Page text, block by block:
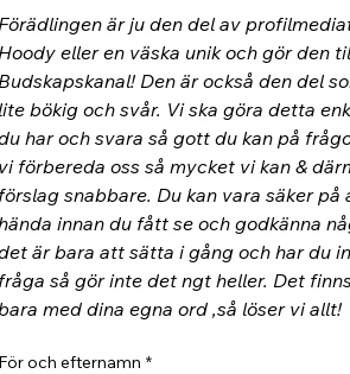
är ju den del av
eller en väska unik och gör den
Den är också den del
bökig och svår. Vi ska göra detta
har och svara så gott du kan på
förbereda oss så mycket vi kan &
snabbare. Du kan vara säker på
innan du fått se och godkänna
är bara att sätta i gång och har du
så gör inte det ngt heller. Det
med dina egna ord ,så löser vi allt!
och efternamn *